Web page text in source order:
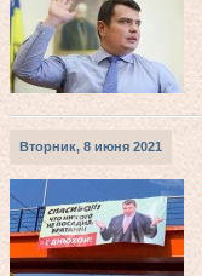
Вторник, 8 июня 2021